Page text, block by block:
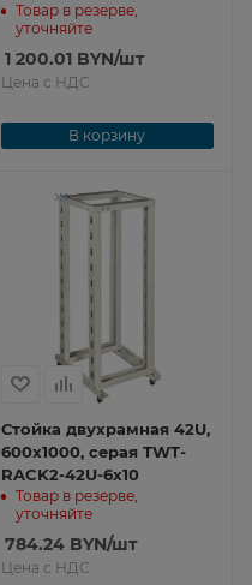
Товар в резерве,
уточняйте
1 200.01BYN/шт
Цена с НДС
В корзину
Стойка двухрамная 42U,
600x1000, серая TWT-
RACK2-42U-6x10
Товар в резерве,
уточняйте
784.24BYN/шт
Цена с НДС